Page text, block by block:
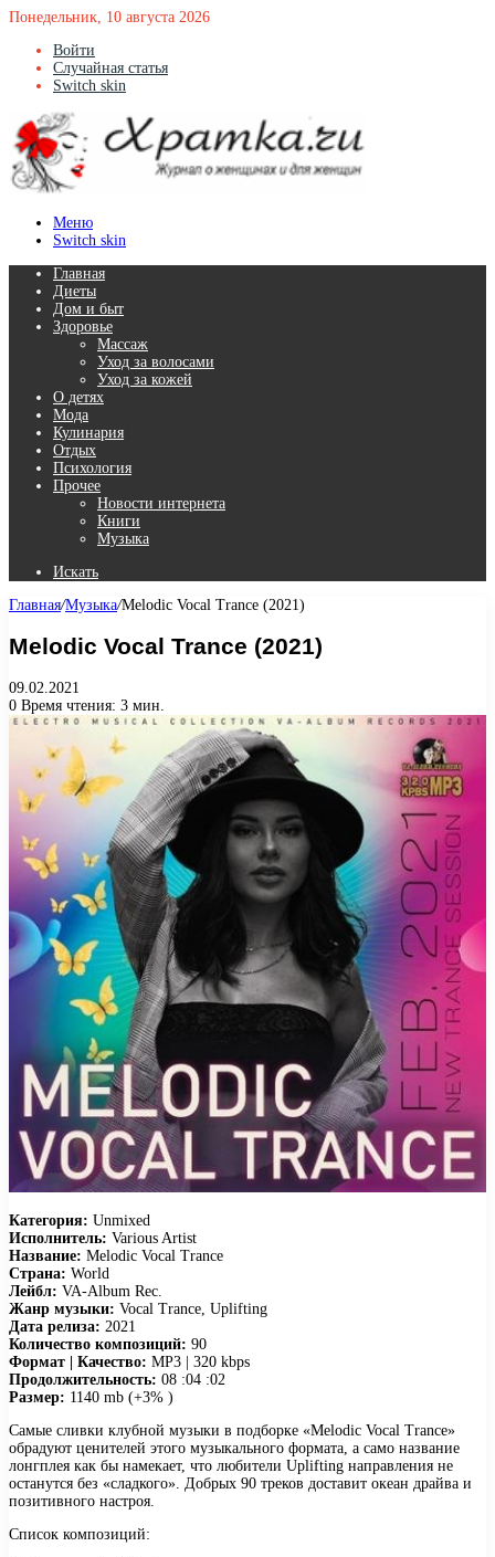
Понедельник, 10 августа 2026
Войти
Случайная статья
Switch skin
Меню
Switch skin
Главная
Диеты
Дом и быт
Здоровье
Массаж
Уход за волосами
Уход за кожей
О детях
Мода
Кулинария
Отдых
Психология
Прочее
Новости интернета
Книги
Музыка
Искать
Главная/Музыка/Melodic Vocal Trance (2021)
Melodic Vocal Trance (2021)
09.02.2021
0 Время чтения: 3 мин.
Категория: Unmixed
Исполнитель: Various Artist
Название: Melodic Vocal Trance
Страна: World
Лейбл: VA-Album Rec.
Жанр музыки: Vocal Trance, Uplifting
Дата релиза: 2021
Количество композиций: 90
Формат | Качество: MP3 | 320 kbps
Продолжительность: 08 :04 :02
Размер: 1140 mb (+3% )
Самые сливки клубной музыки в подборке «Melodic Vocal Trance»
обрадуют ценителей этого музыкального формата, а само название
лонгплея как бы намекает, что любители Uplifting направления не
останутся без «сладкого». Добрых 90 треков доставит океан драйва и
позитивного настроя.
Список композиций: